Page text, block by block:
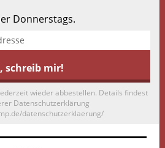
Donnerstags.
wieder abbestellen. Details findest
Datenschutzerklärung
datenschutzerklaerung/